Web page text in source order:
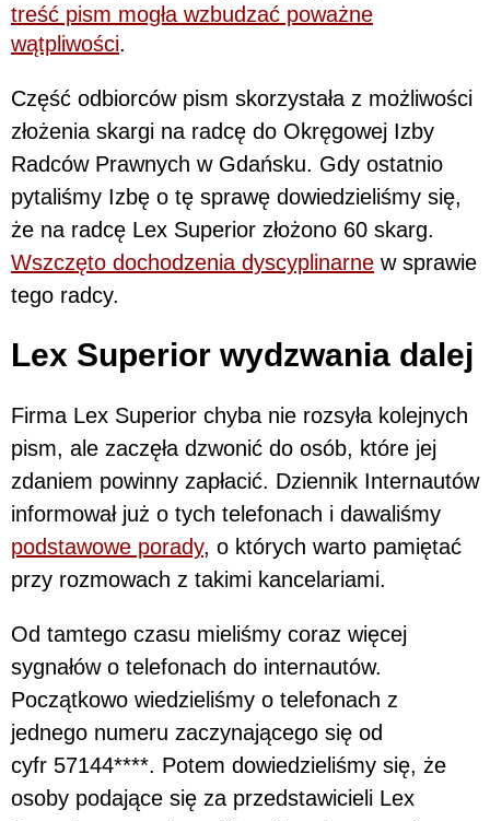
treść pism mogła wzbudzać poważne
wątpliwości.
Część odbiorców pism skorzystała z możliwości
złożenia skargi na radcę do Okręgowej Izby
Radców Prawnych w Gdańsku. Gdy ostatnio
pytaliśmy Izbę o tę sprawę dowiedzieliśmy się,
że na radcę Lex Superior złożono 60 skarg.
Wszczęto dochodzenia dyscyplinarne w sprawie
tego radcy.
Lex Superior wydzwania dalej
Firma Lex Superior chyba nie rozsyła kolejnych
pism, ale zaczęła dzwonić do osób, które jej
zdaniem powinny zapłacić. Dziennik Internautów
informował już o tych telefonach i dawaliśmy
podstawowe porady, o których warto pamiętać
przy rozmowach z takimi kancelariami.
Od tamtego czasu mieliśmy coraz więcej
sygnałów o telefonach do internautów.
Początkowo wiedzieliśmy o telefonach z
jednego numeru zaczynającego się od
cyfr 57144****. Potem dowiedzieliśmy się, że
osoby podające się za przedstawicieli Lex